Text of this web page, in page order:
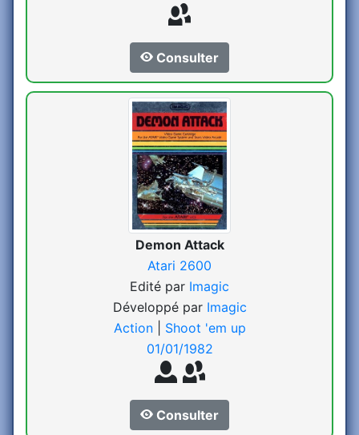
Consulter
Demon Attack
Atari 2600
Edité par Imagic
Développé par Imagic
Action
Shoot 'em up
01/01/1982
Consulter